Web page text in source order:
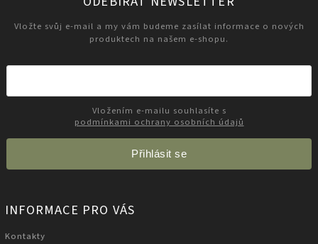
Vložte svůj e-mail a my vám budeme zasílat informace o nových
produktech na našem e-shopu.
podmínkami ochrany osobních údajů
Přihlásit se
INFORMACE PRO VÁS
Kontakty